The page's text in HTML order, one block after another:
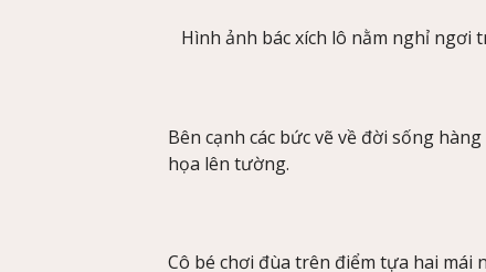
Hình ảnh bác xích lô nằm nghỉ ngơi
Bên cạnh các bức vẽ về đời sống
họa lên tường.
Cô bé chơi đùa trên điểm tựa hai mái